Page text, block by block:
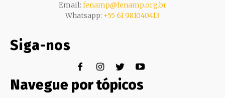
Email: fenamp@fenamp.org.br
Whatsapp: +55 61 981040413
Siga-nos
Navegue por tópicos